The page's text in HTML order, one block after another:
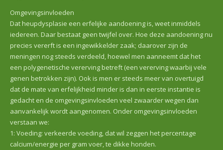
Omgevingsinvloeden
Dat heupdysplasie een erfelijke aandoening is, weet inmiddels
iedereen. Daar bestaat geen twijfel over. Hoe deze aandoening nu
precies vererft is een ingewikkelder zaak; daarover zijn de
meningen nog steeds verdeeld, hoewel men aanneemt dat het
een polygenetische vererving betreft (een vererving waarbij vele
genen betrokken zijn). Ook is men er steeds meer van overtuigd
dat de mate van erfelijkheid minder is dan in eerste instantie is
gedacht en de omgevingsinvloeden veel zwaarder wegen dan
aanvankelijk wordt aangenomen. Onder omgevingsinvloeden
verstaan we:
1: Voeding: verkeerde voeding, dat wil zeggen het percentage
calcium/energie per gram voer, te dikke honden.